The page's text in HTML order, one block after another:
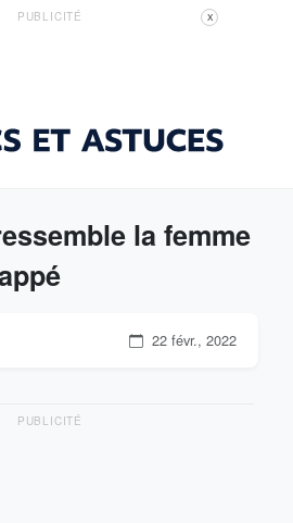
PUBLICITÉ X
la femme
22 févr., 2022
PUBLICITÉ